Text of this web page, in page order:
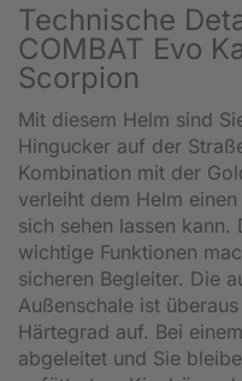
Technische
COMBAT Evo
Scorpion
Mit diesem Helm sind
Hingucker auf der
Kombination mit der
verleiht dem Helm einen
sich sehen lassen
wichtige Funktionen
sicheren Begleiter. Die
Außenschale ist
Härtegrad auf. Bei
abgeleitet und Sie